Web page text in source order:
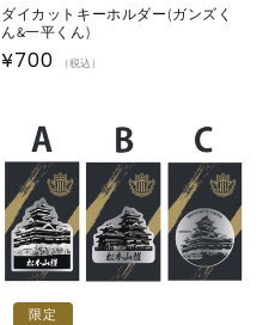
ダイカットキーホルダー(ガンズく
ん&一平くん)
通
¥700 （税込）
限定